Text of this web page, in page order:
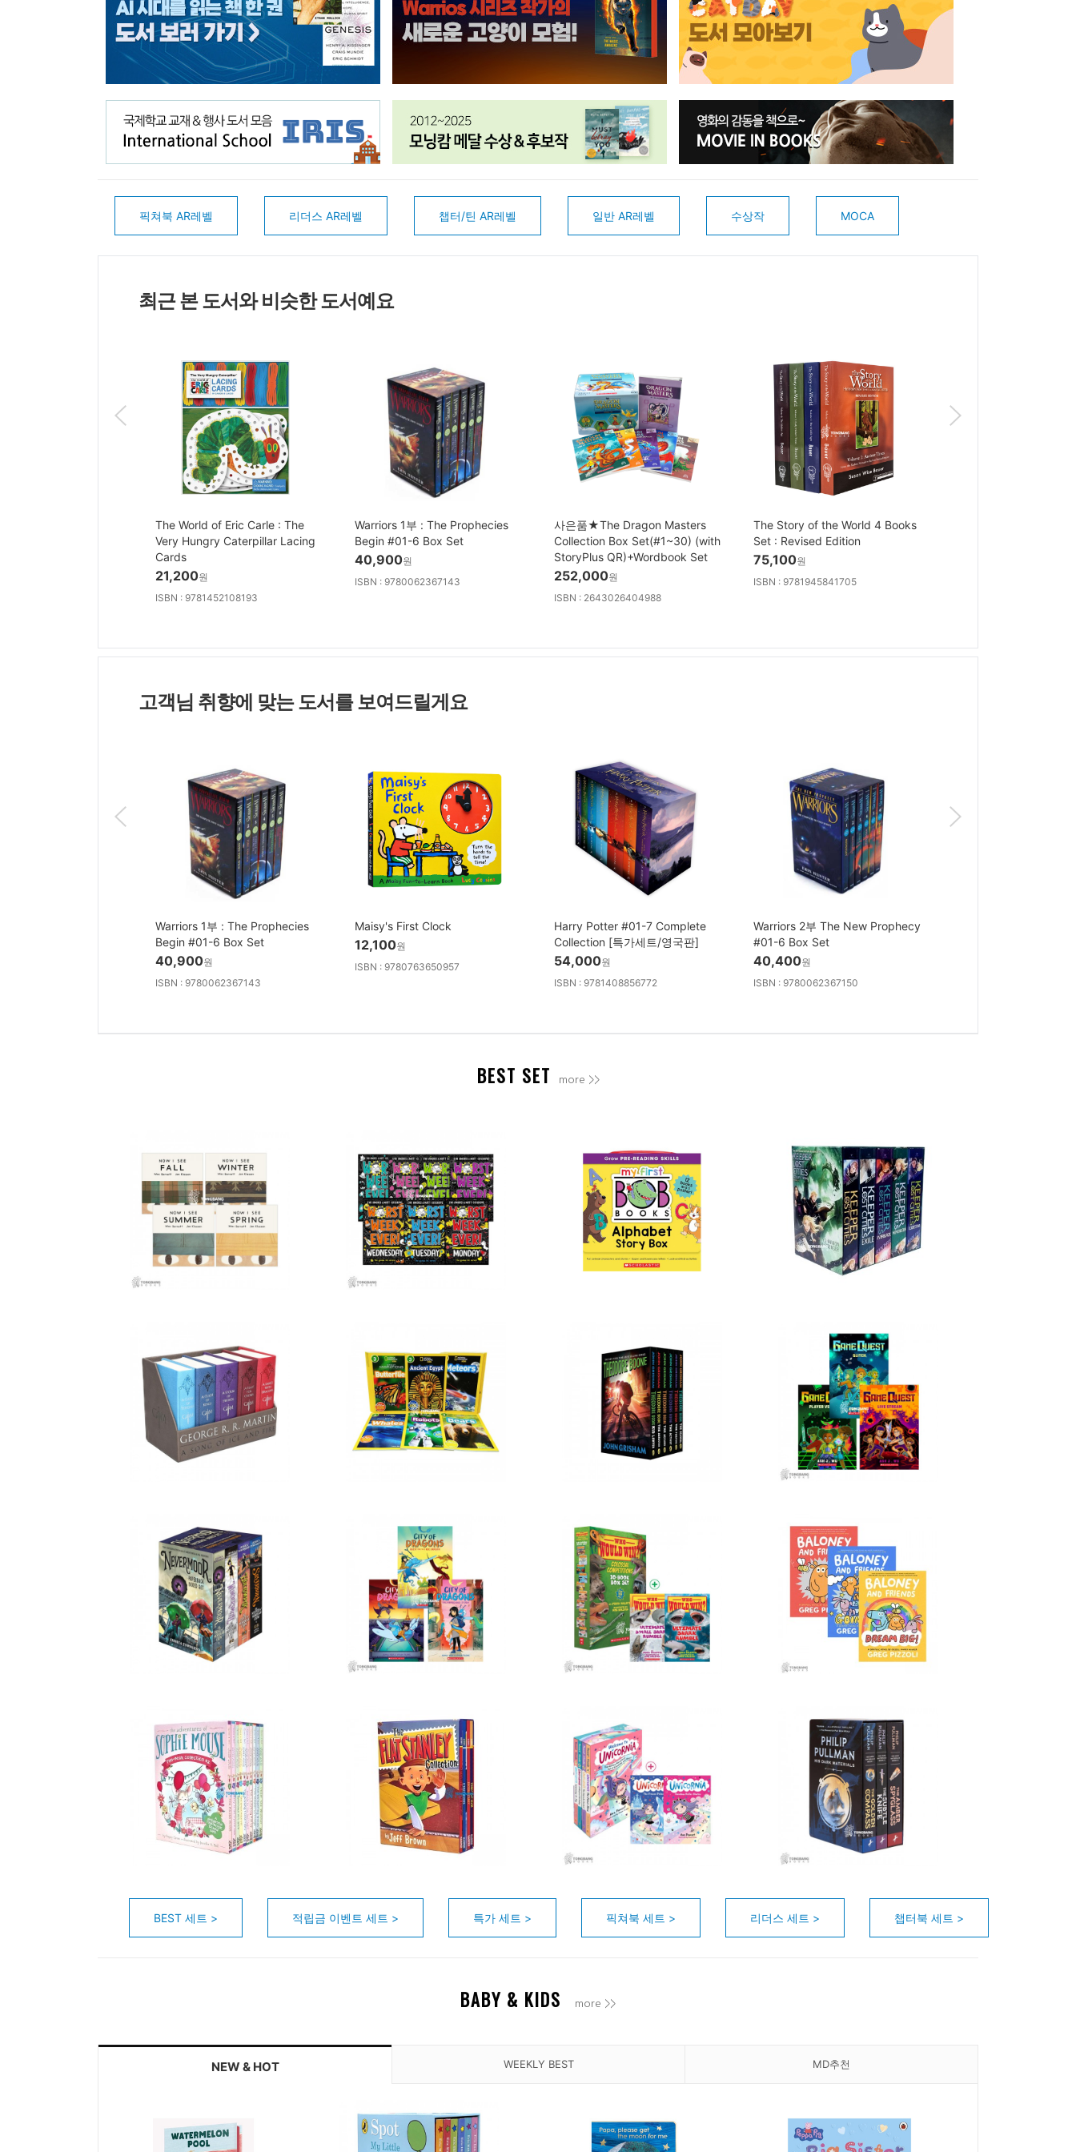
픽쳐북 AR레벨 리더스 AR레벨 챕터/틴 AR레벨 일반 AR레벨 수상작 MOCA
최근 본 도서와 비슷한 도서예요
The World of Eric Carle : The
Very Hungry Caterpillar Lacing
Cards
21,200원
ISBN : 9781452108193
Warriors 1부 : The Prophecies
Begin #01-6 Box Set
40,900원
ISBN : 9780062367143
사은품★The Dragon Masters
Collection Box Set(#1~30) (with
StoryPlus QR)+Wordbook Set
252,000원
ISBN : 2643026404988
The Story of the World 4 Books
Set : Revised Edition
75,100원
ISBN : 9781945841705
고객님 취향에 맞는 도서를 보여드릴게요
Warriors 1부 : The Prophecies
Begin #01-6 Box Set
40,900원
ISBN : 9780062367143
Maisy's First Clock
12,100원
ISBN : 9780763650957
Harry Potter #01-7 Complete
Collection [특가세트/영국판]
54,000원
ISBN : 9781408856772
Warriors 2부 The New Prophecy
#01-6 Box Set
40,400원
ISBN : 9780062367150
BEST SET more >>
BEST 세트 > 적립금 이벤트 세트 > 특가 세트 > 픽쳐북 세트 > 리더스 세트 > 챕터북 세트 >
BABY & KIDS more >>
NEW & HOT WEEKLY BEST MD추천